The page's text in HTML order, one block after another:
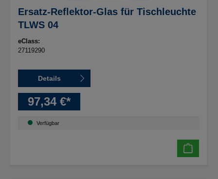
Ersatz-Reflektor-Glas für Tischleuchte
TLWS 04
eClass:
27119290
Details
97,34 €*
Verfügbar